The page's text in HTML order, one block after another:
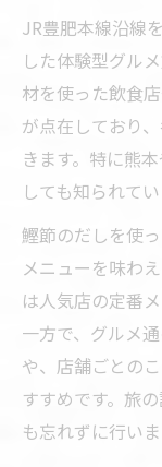
JR豊肥本線沿線
した体験型グル
材を使った飲食
が点在しており
きます。特に熊
しても知られてい
鰹節のだしを使
メニューを味わ
は人気店の定番
一方で、グルメ
や、店舗ごとの
すすめです。旅
も忘れずに行いま